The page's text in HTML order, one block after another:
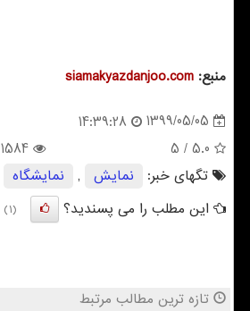
منبع: siamakyazdanjoo.com
1399/05/05
14:39:28
5.0
/ 5
1584
تگهای خبر:
نمایش , نمایشگاه
این مطلب را می پسندید؟
(1)
تازه ترین مطالب مرتبط